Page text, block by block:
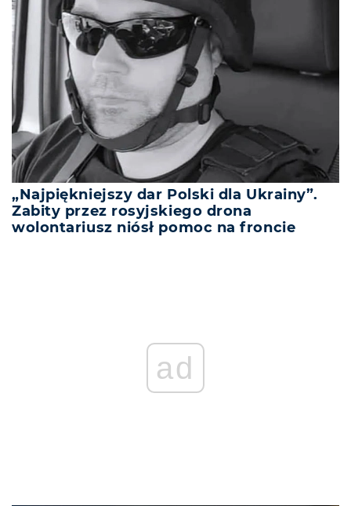
„Najpiękniejszy dar Polski dla Ukrainy”.
Zabity przez rosyjskiego drona
wolontariusz niósł pomoc na froncie
ad